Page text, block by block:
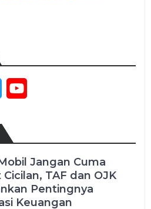
Twitter
Jangan Cuma
Cicilan, TAF dan OJK
Pentingnya
Keuangan